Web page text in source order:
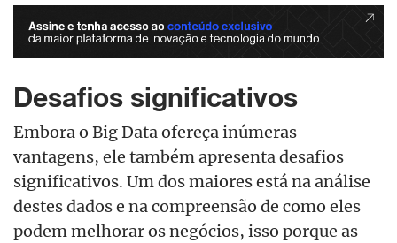
Desafios significativos
​​Embora o Big Data ofereça inúmeras
vantagens, ele também apresenta desafios
significativos. Um dos maiores está na análise
destes dados e na compreensão de como eles
podem melhorar os negócios, isso porque as